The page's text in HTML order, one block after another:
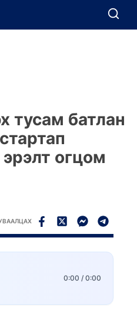
Цуцлах
тусам батлан
огцом
0:00 / 0:00